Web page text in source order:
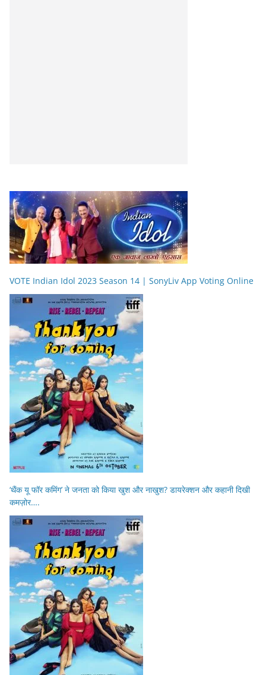
VOTE Indian Idol 2023 Season 14 | SonyLiv App Voting Online
‘थैंक यू फॉर कमिंग’ ने जनता को किया खुश और नाखुश? डायरेक्शन और कहानी दिखी
कमज़ोर….